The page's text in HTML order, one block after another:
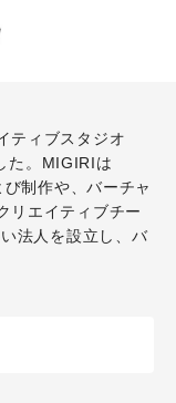
ティブスタジオ
た。MIGIRIは
制作や、バーチャ
リエイティブチー
法人を設立し、バ